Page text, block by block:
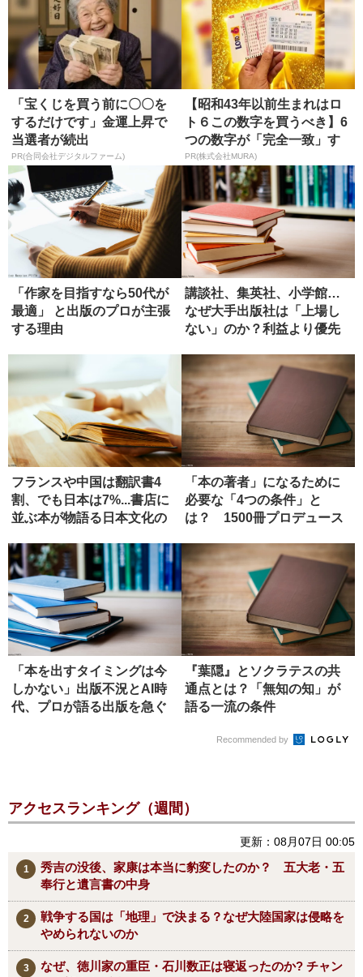
「宝くじを買う前に〇〇を
するだけです」金運上昇で
当選者が続出
PR(合同会社デジタルファーム)
【昭和43年以前生まれはロ
ト６この数字を買うべき】6
つの数字が「完全一致」す
る方...
PR(株式会社MURA)
「作家を目指すなら50代が
最適」 と出版のプロが主張
する理由
講談社、集英社、小学館…
なぜ大手出版社は「上場し
ない」のか？利益より優先
フランスや中国は翻訳書4
割、でも日本は7%...書店に
並ぶ本が物語る日本文化の
「本の著者」になるために
必要な「4つの条件」と
は？ 1500冊プロデュース
「本を出すタイミングは今
しかない」出版不況とAI時
代、プロが語る出版を急ぐ
『葉隠』とソクラテスの共
通点とは？「無知の知」が
語る一流の条件
Recommended by
アクセスランキング（週間）
更新：08月07日 00:05
秀吉の没後、家康は本当に豹変したのか？ 五大老・五
奉行と遺言書の中身
戦争する国は「地理」で決まる？なぜ大陸国家は侵略を
やめられないのか
なぜ、徳川家の重臣・石川数正は寝返ったのか? チャン